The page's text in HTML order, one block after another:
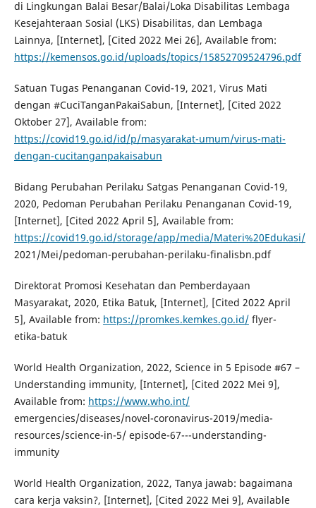
di Lingkungan Balai Besar/Balai/Loka Disabilitas Lembaga
Kesejahteraan Sosial (LKS) Disabilitas, dan Lembaga
Lainnya, [Internet], [Cited 2022 Mei 26], Available from:
https://kemensos.go.id/uploads/topics/15852709524796.pdf
Satuan Tugas Penanganan Covid-19, 2021, Virus Mati
dengan #CuciTanganPakaiSabun, [Internet], [Cited 2022
Oktober 27], Available from:
https://covid19.go.id/id/p/masyarakat-umum/virus-mati-
dengan-cucitanganpakaisabun
Bidang Perubahan Perilaku Satgas Penanganan Covid-19,
2020, Pedoman Perubahan Perilaku Penanganan Covid-19,
[Internet], [Cited 2022 April 5], Available from:
https://covid19.go.id/storage/app/media/Materi%20Edukasi/
2021/Mei/pedoman-perubahan-perilaku-finalisbn.pdf
Direktorat Promosi Kesehatan dan Pemberdayaan
Masyarakat, 2020, Etika Batuk, [Internet], [Cited 2022 April
5], Available from: https://promkes.kemkes.go.id/flyer-
etika-batuk
World Health Organization, 2022, Science in 5 Episode #67 –
Understanding immunity, [Internet], [Cited 2022 Mei 9],
Available from: https://www.who.int/
emergencies/diseases/novel-coronavirus-2019/media-
resources/science-in-5/ episode-67---understanding-
immunity
World Health Organization, 2022, Tanya jawab: bagaimana
cara kerja vaksin?, [Internet], [Cited 2022 Mei 9], Available